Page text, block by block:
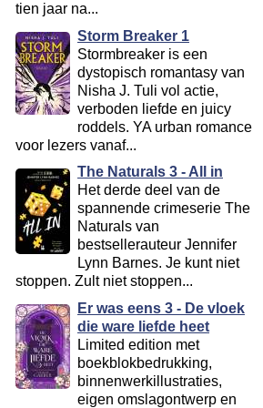
tien jaar na...
Storm Breaker 1
Stormbreaker is een
dystopisch romantasy van
Nisha J. Tuli vol actie,
verboden liefde en juicy
roddels. YA urban romance
voor lezers vanaf...
The Naturals 3 - All in
Het derde deel van de
spannende crimeserie The
Naturals van
bestsellerauteur Jennifer
Lynn Barnes. Je kunt niet
stoppen. Zult niet stoppen...
Er was eens 3 - De vloek
die ware liefde heet
Limited edition met
boekblokbedrukking,
binnenwerkillustraties,
eigen omslagontwerp en